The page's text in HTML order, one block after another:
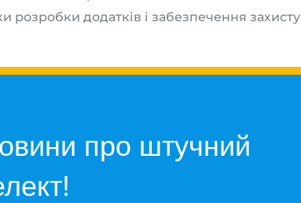
додатків і забезпечення захисту
про штучний